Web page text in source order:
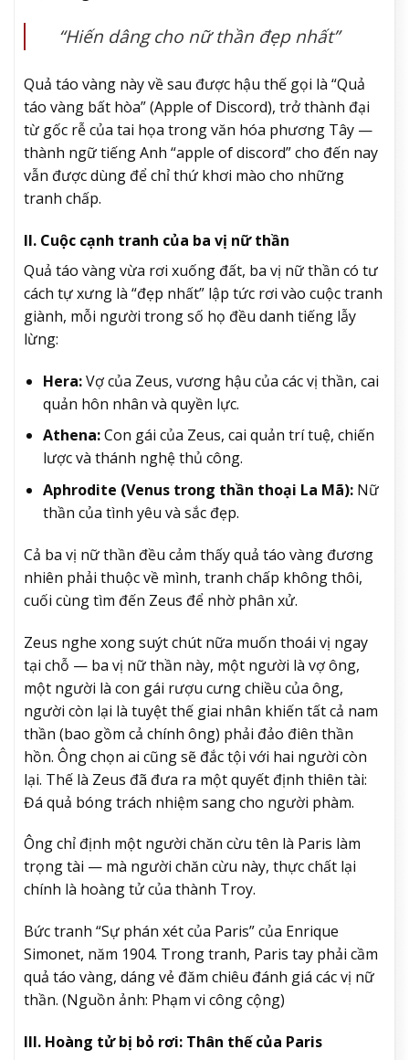
“Hiến dâng cho nữ thần đẹp nhất”
Quả táo vàng này về sau được hậu thế gọi là “Quả
táo vàng bất hòa” (Apple of Discord), trở thành đại
từ gốc rễ của tai họa trong văn hóa phương Tây —
thành ngữ tiếng Anh “apple of discord” cho đến nay
vẫn được dùng để chỉ thứ khơi mào cho những
tranh chấp.
II. Cuộc cạnh tranh của ba vị nữ thần
Quả táo vàng vừa rơi xuống đất, ba vị nữ thần có tư
cách tự xưng là “đẹp nhất” lập tức rơi vào cuộc tranh
giành, mỗi người trong số họ đều danh tiếng lẫy
lừng:
Hera:Vợ của Zeus, vương hậu của các vị thần, cai
quản hôn nhân và quyền lực.
Athena:Con gái của Zeus, cai quản trí tuệ, chiến
lược và thánh nghệ thủ công.
Aphrodite (Venus trong thần thoại La Mã):Nữ
thần của tình yêu và sắc đẹp.
Cả ba vị nữ thần đều cảm thấy quả táo vàng đương
nhiên phải thuộc về mình, tranh chấp không thôi,
cuối cùng tìm đến Zeus để nhờ phân xử.
Zeus nghe xong suýt chút nữa muốn thoái vị ngay
tại chỗ — ba vị nữ thần này, một người là vợ ông,
một người là con gái rượu cưng chiều của ông,
người còn lại là tuyệt thế giai nhân khiến tất cả nam
thần (bao gồm cả chính ông) phải đảo điên thần
hồn. Ông chọn ai cũng sẽ đắc tội với hai người còn
lại. Thế là Zeus đã đưa ra một quyết định thiên tài:
Đá quả bóng trách nhiệm sang cho người phàm.
Ông chỉ định một người chăn cừu tên là Paris làm
trọng tài — mà người chăn cừu này, thực chất lại
chính là hoàng tử của thành Troy.
Bức tranh “Sự phán xét của Paris” của Enrique
Simonet, năm 1904. Trong tranh, Paris tay phải cầm
quả táo vàng, dáng vẻ đăm chiêu đánh giá các vị nữ
thần. (Nguồn ảnh: Phạm vi công cộng)
III. Hoàng tử bị bỏ rơi: Thân thế của Paris